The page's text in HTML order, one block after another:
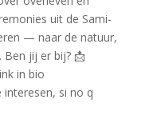
si no q